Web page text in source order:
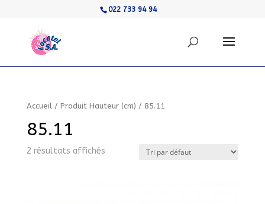
022 733 94 94
Accueil/ Produit Hauteur (cm) / 85.11
85.11
2 résultats affichés